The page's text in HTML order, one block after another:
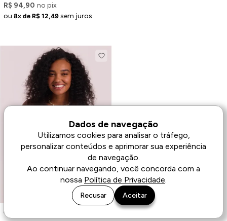
R$ 94,90 no pix
ou 8x de R$ 12,49 sem juros
Dados de navegação
Utilizamos cookies para analisar o tráfego,
personalizar conteúdos e aprimorar sua experiência
de navegação.
Ao continuar navegando, você concorda com a
nossa Política de Privacidade.
Recusar Aceitar